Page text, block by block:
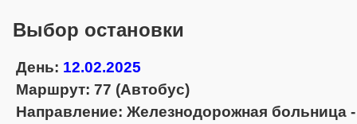
Выбор остановки
День: 12.02.2025
Маршрут: 77 (Автобус)
Направление: Железнодорожная больница -